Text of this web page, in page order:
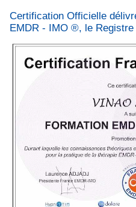
Certification Officielle
EMDR - IMO ®, le